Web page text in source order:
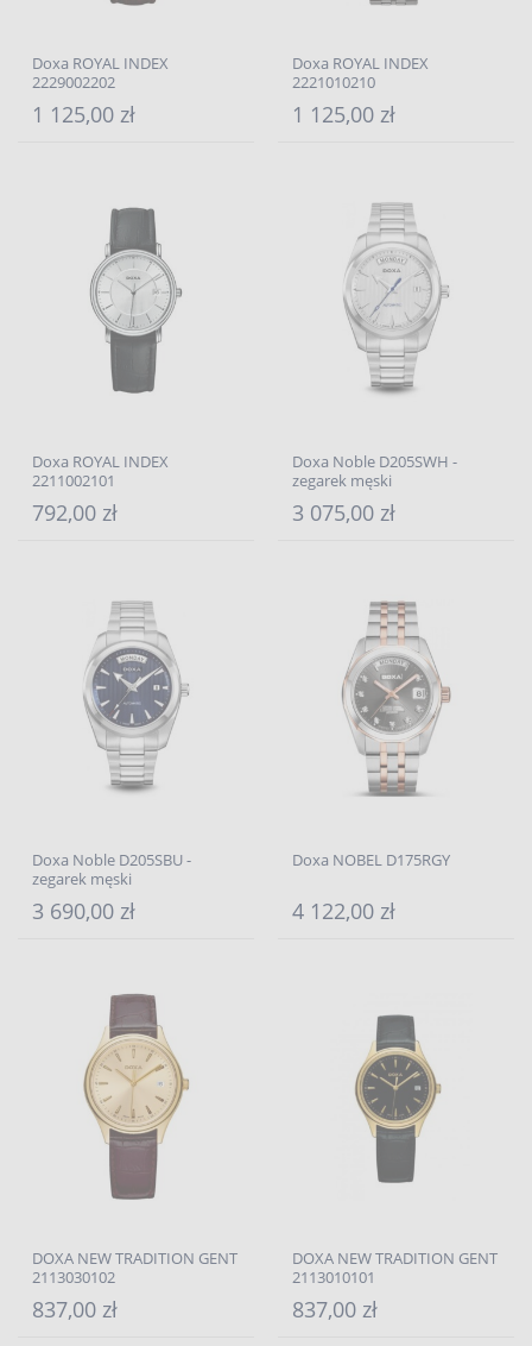
Doxa ROYAL INDEX
2229002202
1 125,00 zł
Doxa ROYAL INDEX
2221010210
1 125,00 zł
Doxa ROYAL INDEX
2211002101
792,00 zł
Doxa Noble D205SWH -
zegarek męski
3 075,00 zł
Doxa Noble D205SBU -
zegarek męski
3 690,00 zł
Doxa NOBEL D175RGY
4 122,00 zł
DOXA NEW TRADITION GENT
2113030102
837,00 zł
DOXA NEW TRADITION GENT
2113010101
837,00 zł